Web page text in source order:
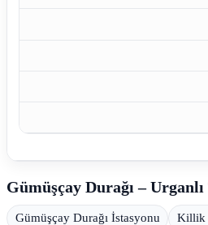
Gümüşçay Durağı –
Gümüşçay Durağı İstasyonu Killik